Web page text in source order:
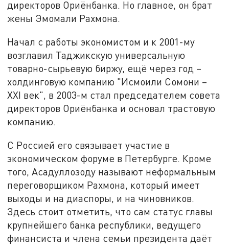
директоров Ориёнбанка. Но главное, он брат
жены Эмомали Рахмона.
Начал с работы экономистом и к 2001-му
возглавил Таджикскую универсальную
товарно-сырьевую биржу, ещё через год –
холдинговую компанию "Исмоили Сомони –
XXI век", в 2003-м стал председателем совета
директоров Ориёнбанка и основал трастовую
компанию.
С Россией его связывает участие в
экономическом форуме в Петербурге. Кроме
того, Асадуллозоду называют неформальным
переговорщиком Рахмона, который имеет
выходы и на диаспоры, и на чиновников.
Здесь стоит отметить, что сам статус главы
крупнейшего банка республики, ведущего
финансиста и члена семьи президента даёт